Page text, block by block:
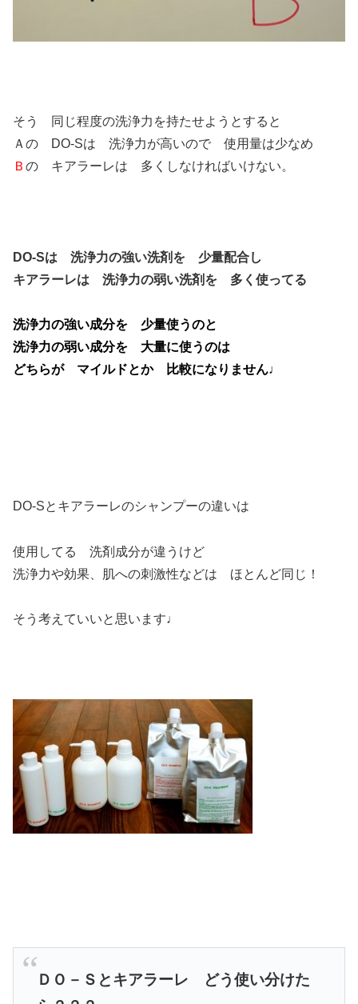
そう 同じ程度の洗浄力を持たせようとすると
Ａの DO-Sは 洗浄力が高いので 使用量は少なめ
Ｂ の キアラーレは 多くしなければいけない。
DO-Sは 洗浄力の強い洗剤を 少量配合し
キアラーレは 洗浄力の弱い洗剤を 多く使ってる
洗浄力の強い成分を 少量使うのと
洗浄力の弱い成分を 大量に使うのは
どちらが マイルドとか 比較になりません♩
DO-Sとキアラーレのシャンプーの違いは
使用してる 洗剤成分が違うけど
洗浄力や効果、肌への刺激性などは ほとんど同じ！
そう考えていいと思います♩
ＤＯ－Ｓとキアラーレ どう使い分けた